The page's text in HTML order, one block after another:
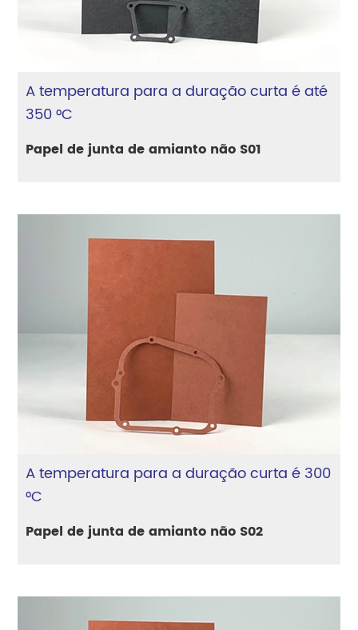
A temperatura para a duração curta é até
350 °C
Papel de junta de amianto não S01
A temperatura para a duração curta é 300
°C
Papel de junta de amianto não S02